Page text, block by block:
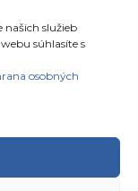
našich služieb
súhlasíte s
osobných